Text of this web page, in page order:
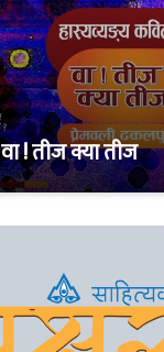
वा ! तीज क्या तीज